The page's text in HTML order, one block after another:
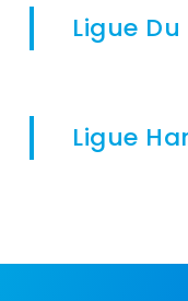
Ligue
Ligue